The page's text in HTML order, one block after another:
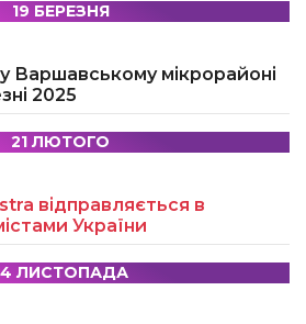
19 БЕРЕЗНЯ
Варшавському мікрорайоні
2025
21 ЛЮТОГО
відправляється в
України
ЛИСТОПАДА